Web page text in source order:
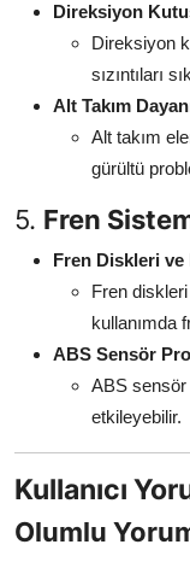
Direksiyon
Direksiyon
sızıntıları
Alt Takım
Alt takım
gürültü
5. Fren
Fren Diskleri ve
Fren diskleri
kullanımda
ABS Sensör
ABS sensör
etkileyebilir.
Kullanıcı
Olumlu